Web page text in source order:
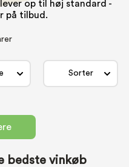
op til høj standard -
på tilbud.
Sorter
bedste vinkøb